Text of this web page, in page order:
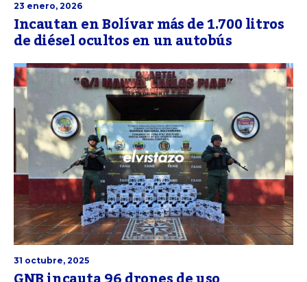
23 enero, 2026
Incautan en Bolívar más de 1.700 litros
de diésel ocultos en un autobús
31 octubre, 2025